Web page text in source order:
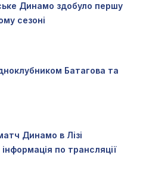
Динамо здобуло першу
сезоні
Батагова та
Динамо в Лізі
по трансляції